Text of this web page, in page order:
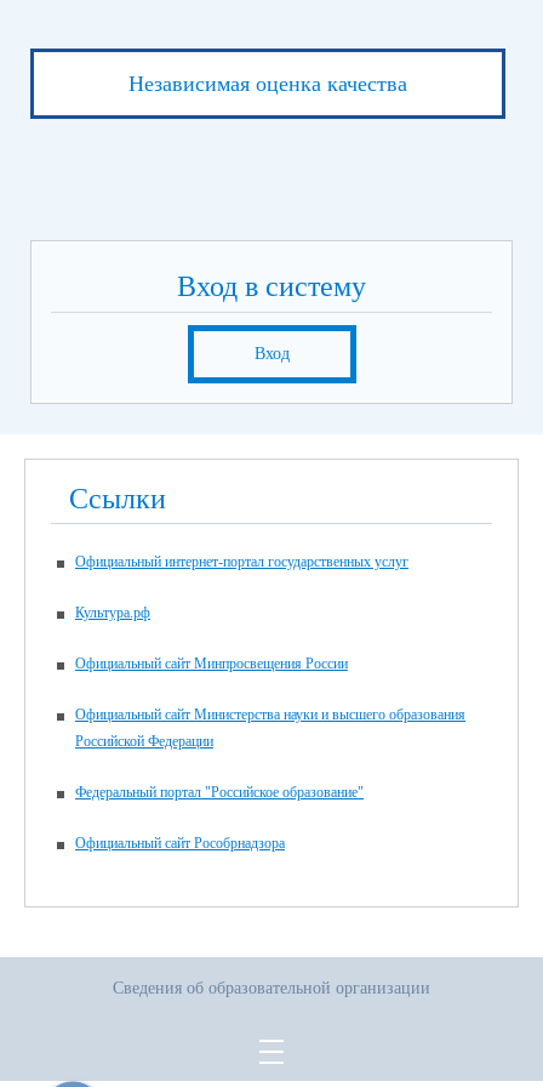
Независимая оценка качества
Вход в систему
Вход
Ссылки
Официальный интернет-портал государственных услуг
Культура.рф
Официальный сайт Минпросвещения России
Официальный сайт Министерства науки и высшего образования
Российской Федерации
Федеральный портал "Российское образование"
Официальный сайт Рособрнадзора
Сведения об образовательной организации